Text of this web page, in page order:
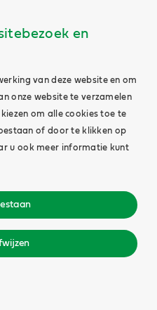
en
van deze website en om
onze website te verzamelen
om alle cookies toe te
of door te klikken op
u ook meer informatie kunt